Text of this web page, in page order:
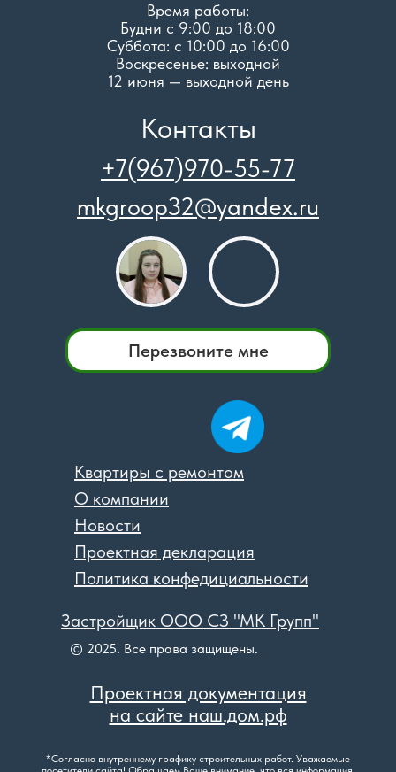
+7(967)970-55-77
mkgroop32@yandex.ru
Контакты
*Согласно внутреннему графику строительных работ. Уважаемые
Проектная документация
на сайте наш.дом.рф
Время работы:
Будни с 9:00 до 18:00
Суббота: c 10:00 до 16:00
Воскресенье: выходной
12 июня — выходной день
Перезвоните мне
Проектная декларация
Политика конфедициальности
О компании
Новости
Застройщик ООО СЗ "МК Групп"
© 2025. Все права защищены.
Квартиры с ремонтом